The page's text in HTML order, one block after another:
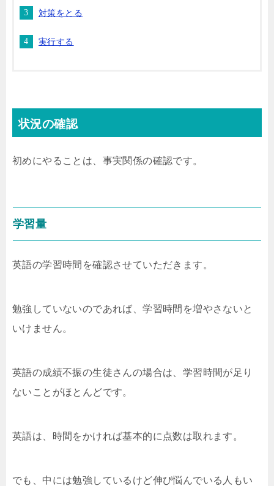
対策をとる
実行する
状況の確認
初めにやることは、事実関係の確認です。
学習量
英語の学習時間を確認させていただきます。
勉強していないのであれば、学習時間を増やさないと
いけません。
英語の成績不振の生徒さんの場合は、学習時間が足り
ないことがほとんどです。
英語は、時間をかければ基本的に点数は取れます。
でも、中には勉強しているけど伸び悩んでいる人もい